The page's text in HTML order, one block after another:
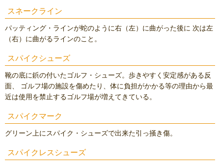
スネークライン
パッティング・ラインが蛇のように右（左）に曲がった後に 次は左
（右）に曲がるラインのこと。
スパイクシューズ
靴の底に鋲の付いたゴルフ・シューズ。歩きやすく安定感がある反
面、 ゴルフ場の施設を傷めたり、体に負担がかかる等の理由から最
近は使用を禁止するゴルフ場が増えてきている。
スパイクマーク
グリーン上にスパイク・シューズで出来た引っ掻き傷。
スパイクレスシューズ